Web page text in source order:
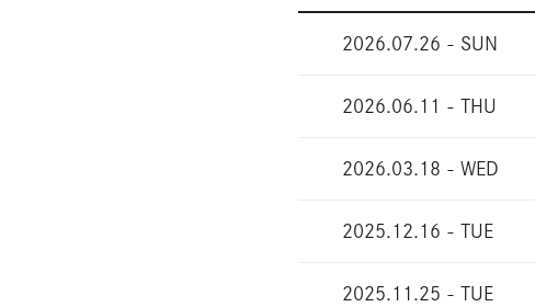
2026.07.26 - SUN
2026.06.11 - THU
2026.03.18 - WED
2025.12.16 - TUE
2025.11.25 - TUE